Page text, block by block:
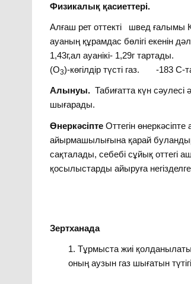
Физикалық қасиеттері.
Алғаш рет оттекті швед ғалымы
ауаның құрамдас бөлігі екенін
1,43г,ал ауанікі- 1,29г
(О3)-көгілдір түсті газ. -183
Алынуы.Табиғатта күн сәулесі
шығарады.
ӨнеркәсіптеОттегін
айырмашылығына қарай
сақталады, себебі сұйық оттегі
қосылыстарды айыруға
Зертханада
Тұрмыста жиі
оның аузын газ шығатын